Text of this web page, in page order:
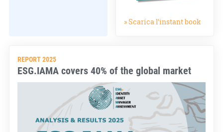
» Scarica l'instant book
REPORT 2025
ESG.IAMA covers 40% of the global market